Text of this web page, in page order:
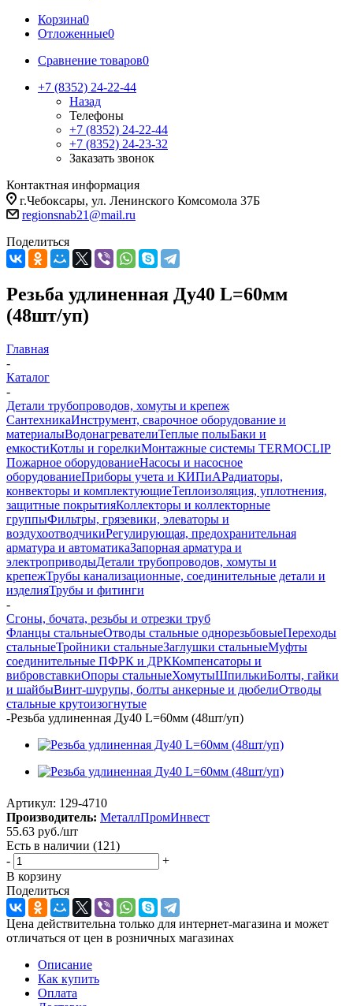
Корзина0
Отложенные0
Сравнение товаров0
+7 (8352) 24-22-44
Назад
Телефоны
+7 (8352) 24-22-44
+7 (8352) 24-23-32
Заказать звонок
Контактная информация
г.Чебоксары, ул. Ленинского Комсомола 37Б
regionsnab21@mail.ru
Поделиться
Резьба удлиненная Ду40 L=60мм
(48шт/уп)
Главная
-
Каталог
-
Детали трубопроводов, хомуты и крепеж
СантехникаИнструмент, сварочное оборудование и
материалыВодонагревателиТеплые полыБаки и
емкостиКотлы и горелкиМонтажные системы TERMOCLIP
Пожарное оборудованиеНасосы и насосное
оборудованиеПриборы учета и КИПиАРадиаторы,
конвекторы и комплектующиеТеплоизоляция, уплотнения,
защитные покрытияКоллекторы и коллекторные
группыФильтры, грязевики, элеваторы и
воздухоотводчикиРегулирующая, предохранительная
арматура и автоматикаЗапорная арматура и
электроприводыДетали трубопроводов, хомуты и
крепежТрубы канализационные, соединительные детали и
изделияТрубы и фитинги
-
Сгоны, бочата, резьбы и отрезки труб
Фланцы стальныеОтводы стальные однорезьбовыеПереходы
стальныеТройники стальныеЗаглушки стальныеМуфты
соединительные ПФРК и ДРККомпенсаторы и
вибровставкиОпоры стальныеХомутыШпилькиБолты, гайки
и шайбыВинт-шурупы, болты анкерные и дюбелиОтводы
стальные крутоизогнутые
-Резьба удлиненная Ду40 L=60мм (48шт/уп)
Артикул: 129-4710
Производитель: МеталлПромИнвест
55.63 руб./шт
Есть в наличии (121)
-
+
В корзину
Поделиться
Цена действительна только для интернет-магазина и может
отличаться от цен в розничных магазинах
Описание
Как купить
Оплата